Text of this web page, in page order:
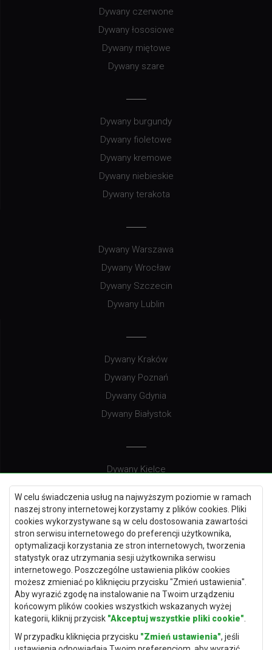
W celu świadczenia usług na najwyższym poziomie w ramach
naszej strony internetowej korzystamy z plików cookies. Pliki
cookies wykorzystywane są w celu dostosowania zawartości
stron serwisu internetowego do preferencji użytkownika,
optymalizacji korzystania ze stron internetowych, tworzenia
statystyk oraz utrzymania sesji użytkownika serwisu
internetowego. Poszczególne ustawienia plików cookies
możesz zmieniać po kliknięciu przycisku "Zmień ustawienia".
Aby wyrazić zgodę na instalowanie na Twoim urządzeniu
końcowym plików cookies wszystkich wskazanych wyżej
kategorii, kliknij przycisk "Akceptuj wszystkie pliki cookie"
W przypadku kliknięcia przycisku "Zmień ustawienia", jeśli
Dywany czerwone
Dywany łososiowe
Dywany miętowe
Dywany szare
Dywany burgundy
Dywany fioletowe
Dywany kremowe
Dywany niebieskie
Dywany terakota
Dywany Warszawa
Dywany Wrocław
Dywany Szczecin
Dywany Lublin
Dywany Kraków
Dywany Poznań
Dywany Gdynia
Dywany Białystok
Dywany Kielce
Dywany Gdańsk
Dywany Toruń
Dywany Bydgoszcz
Dywany Łódź
Dywany Katowice
Dywany Rzeszów
Dywany Częstochowa